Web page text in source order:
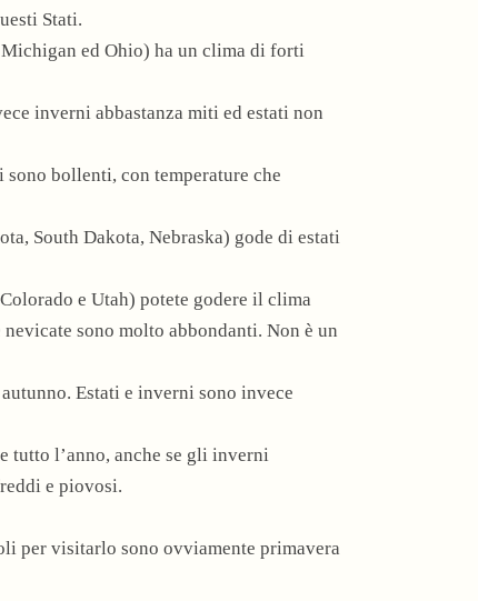
Stati.
ed Ohio) ha un clima di forti
inverni abbastanza miti ed estati non
bollenti, con temperature che
South Dakota, Nebraska) gode di estati
e Utah) potete godere il clima
sono molto abbondanti. Non è un
Estati e inverni sono invece
tutto l’anno, anche se gli inverni
e piovosi.
per visitarlo sono ovviamente primavera